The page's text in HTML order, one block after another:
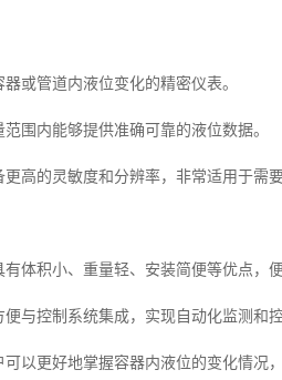
或管道内液位变化的精密仪表。
围内能够提供准确可靠的液位数据。
高的灵敏度和分辨率，非常适用于需
体积小、重量轻、安装简便等优点，
与控制系统集成，实现自动化监测和控
以更好地掌握容器内液位的变化情况